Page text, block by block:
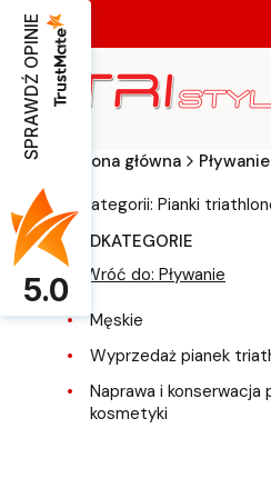
Strona główna Pływanie
w kategorii: Pianki
PODKATEGORIE
Wróć do: Pływanie
Męskie
Wyprzedaż pianek
Naprawa i konserwacja
kosmetyki
SPRAWDŹ OPINIE
5.0